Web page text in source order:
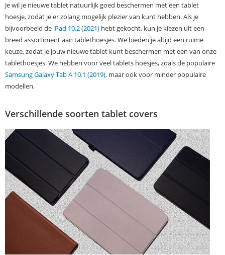
Je wil je nieuwe tablet natuurlijk goed beschermen met een tablet
hoesje, zodat je er zolang mogelijk plezier van kunt hebben. Als je
bijvoorbeeld de iPad 10.2 (2021) hebt gekocht, kun je kiezen uit een
breed assortiment aan tablethoesjes. We bieden je altijd een ruime
keuze, zodat je jouw nieuwe tablet kunt beschermen met een van onze
tablethoesjes. We hebben voor veel tablets hoesjes, zoals de populaire
Samsung Galaxy Tab A 10.1 (2019), maar ook voor minder populaire
modellen.
Verschillende soorten tablet covers